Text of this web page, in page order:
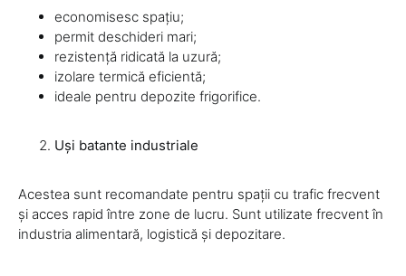
economisesc spațiu;
permit deschideri mari;
rezistență ridicată la uzură;
izolare termică eficientă;
ideale pentru depozite frigorifice.
Uși batante industriale
Acestea sunt recomandate pentru spații cu trafic frecvent
și acces rapid între zone de lucru. Sunt utilizate frecvent în
industria alimentară, logistică și depozitare.